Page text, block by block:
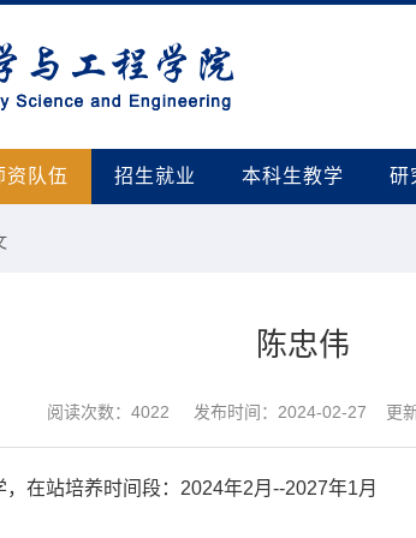
资队伍 招生就业 本科生教学 研
陈忠伟
阅读次数： 4022 发布时间：2024-02-27 更新
在站培养时间段：2024年2月--2027年1月